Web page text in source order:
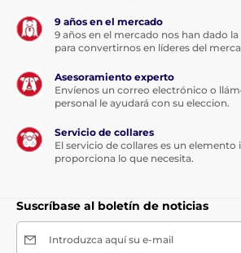
9 años en el mercado
9 años en el mercado nos han dado
para convertirnos en líderes del
Asesoramiento experto
Envíenos un correo electrónico o
personal le ayudará con su eleccion.
Servicio de collares
El servicio de collares es un elemento
proporciona lo que necesita.
Suscríbase al boletín de noticias
Introduzca aquí su e-mail